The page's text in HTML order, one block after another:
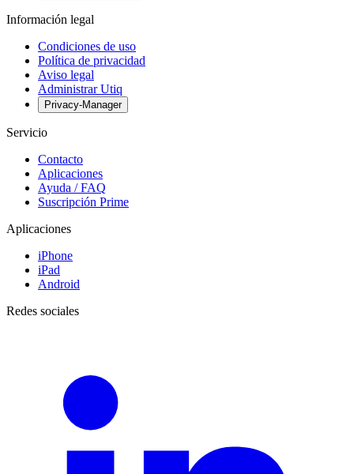
Información legal
Condiciones de uso
Política de privacidad
Aviso legal
Administrar Utiq
Privacy-Manager
Servicio
Contacto
Aplicaciones
Ayuda / FAQ
Suscripción Prime
Aplicaciones
iPhone
iPad
Android
Redes sociales